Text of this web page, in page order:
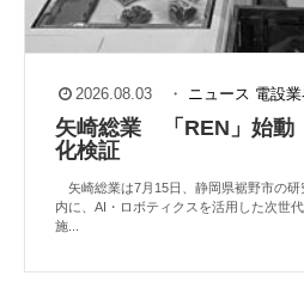
2026.08.03 ・ ニュース 電設
矢崎総業 「REN」始
化検証
矢崎総業は7月15日、静岡県裾野市の研
内に、AI・ロボティクスを活用した次世
施...